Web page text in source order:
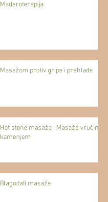
Maderoterapija
Masažom protiv gripe i prehlade
Hot stone masaža | Masaža vrućim
kamenjem
Blagodati masaže